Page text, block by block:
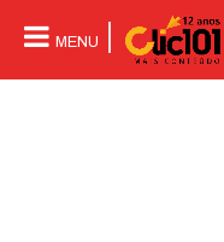
MENU